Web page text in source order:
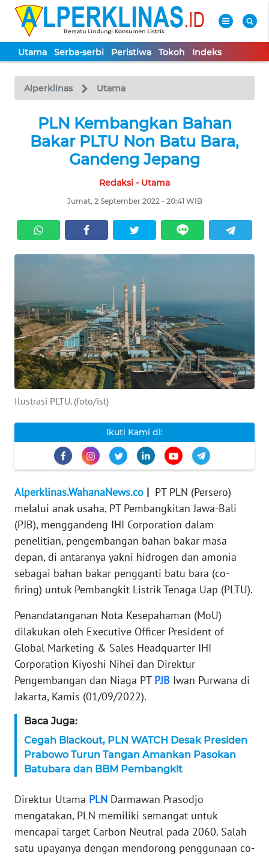
Utama Serba-serbi Peristiwa Tokoh Indeks
Alperklinas Utama
PLN Kembangkan Bahan
Bakar PLTU Non Batu Bara,
Gandeng Jepang
Redaksi - Utama
Jumat, 2 September 2022 - 20:41 WIB
Ilustrasi PLTU. (foto/ist)
Ikuti Kami di:
Alperklinas.WahanaNews.co | PT PLN (Persero)
melalui anak usaha, PT Pembangkitan Jawa-Bali
(PJB), menggandeng IHI Corporation dalam
penelitian, pengembangan bahan bakar masa
depan, di antaranya yakni hidrogen dan amonia
sebagai bahan bakar pengganti batu bara (co-
firing) untuk Pembangkit Listrik Tenaga Uap (PLTU).
Penandatanganan Nota Kesepahaman (MoU)
dilakukan oleh Executive Officer President of
Global Marketing & Sales Headquarter IHI
Corporation Kiyoshi Nihei dan Direktur
Pengembangan dan Niaga PT PJB Iwan Purwana di
Jakarta, Kamis (01/09/2022).
Baca Juga:
Cegah Blackout, PLN WATCH Desak Presiden
Prabowo Turun Tangan Amankan Pasokan
Batubara dan BBM Pembangkit
Direktur Utama PLN Darmawan Prasodjo
mengatakan, PLN memiliki semangat untuk
mencapai target Carbon Neutral pada 2060. Salah
satu upayanya dengan mendorong penggunaan co-
TV
Tutup
UTAMA
TOKOH
BERITA
KONTAK
KAMI
INFO
IKLAN
KAMI
PEDOMAN
SIBER
REDAKSI
KARIR
DISCLAIMER
News
Regional
WN
SUMUT
WN
JAKARTA
WN
WN
BANTEN